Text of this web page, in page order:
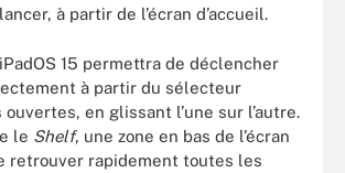
à partir de l’écran d’accueil.
15 permettra de déclencher
à partir du sélecteur
ouvertes, en glissant l’une sur l’autre.
le Shelf, une zone en bas de l’écran
retrouver rapidement toutes les